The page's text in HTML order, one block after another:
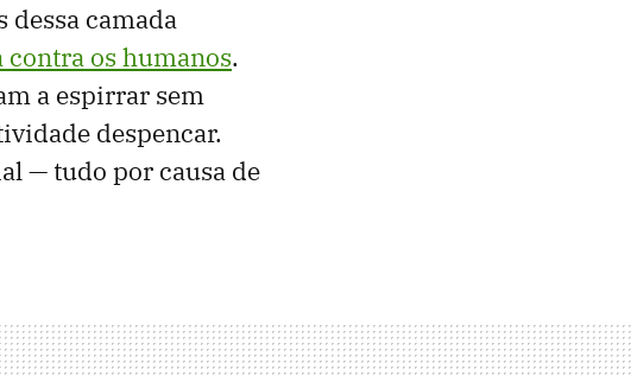
dessa camada
os humanos.
a espirrar sem
despencar.
— tudo por causa de